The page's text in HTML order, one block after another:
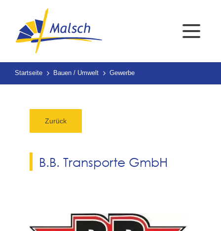
Startseite Bauen / Umwelt Gewerbe
Zurück
B.B. Transporte GmbH